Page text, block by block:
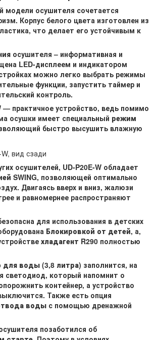
модели осушителя сочетается
Корпус белого цвета изготовлен из
что делает его устойчивым к
осушителя – информативная и
LED-дисплеем и индикатором
можно легко выбрать режимы
функции, запустить таймер и
контроль.
— практичное устройство, ведь помимо
осушки имеет специальный режим
быстро высушить влажную
осушителей, UD-P20E-W обладает
SWING, позволяющей оптимально
Двигаясь вверх и вниз, жалюзи
и равномернее распространяют
для использования в детских
Блокировкой от детей, а,
хладагент R290 полностью
для воды (3,8 литра) заполнится, на
светодиод, который напомнит о
контейнер, а устройство
Также есть опция
воды с помощью дренажной
позаботился об